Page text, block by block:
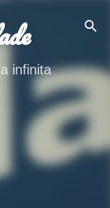
infinita